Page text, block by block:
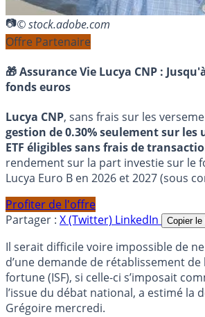
© stock.adobe.com
Offre Partenaire
🎁 Assurance Vie Lucya CNP :
fonds euros
Lucya CNP, sans frais sur les
gestion de 0.30% seulement sur les
ETF éligibles sans frais de
rendement sur la part investie sur le
Lucya Euro B en 2026 et 2027 (sous
Profiter de l'offre
Partager : X (Twitter) LinkedIn Copier le
Il serait difficile voire impossible de
d’une demande de rétablissement de
fortune (ISF), si celle-ci s’imposait
l’issue du débat national, a estimé la
Grégoire mercredi.